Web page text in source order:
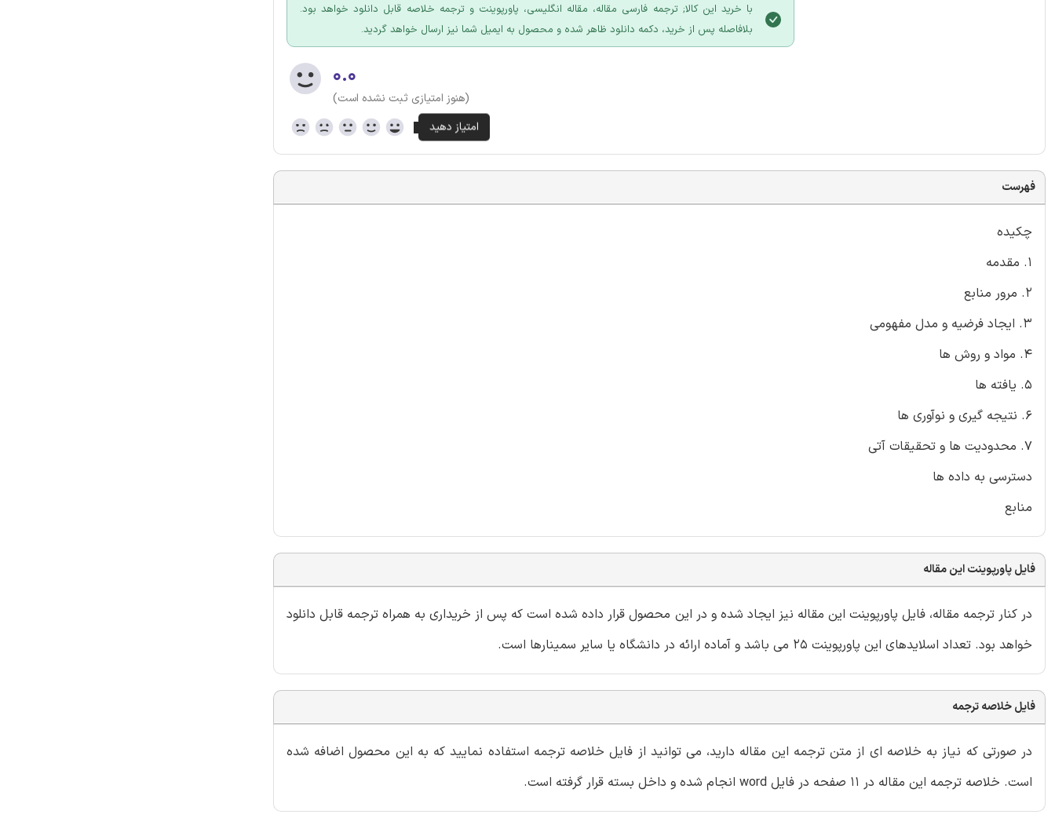
با خرید این کالا; ترجمه فارسی مقاله، مقاله انگلیسی، پاورپوینت و ترجمه خلاصه قابل دانلود خواهد بود.
بلافاصله پس از خرید، دکمه دانلود ظاهر شده و محصول به ایمیل شما نیز ارسال خواهد گردید.
۰.۰
(هنوز امتیازی ثبت نشده است)
فهرست
چکیده
1. مقدمه
2. مرور منابع
3. ایجاد فرضیه و مدل مفهومی
4. مواد و روش ها
5. یافته ها
6. نتیجه گیری و نوآوری ها
7. محدودیت ها و تحقیقات آتی
دسترسی به داده ها
منابع
فایل پاورپوینت این مقاله
در کنار ترجمه مقاله، فایل پاورپوینت این مقاله نیز ایجاد شده و در این محصول قرار داده شده است که پس از خریداری به همراه ترجمه قابل دانلود
خواهد بود. تعداد اسلایدهای این پاورپوینت 25 می باشد و آماده ارائه در دانشگاه یا سایر سمینارها است.
فایل خلاصه ترجمه
در صورتی که نیاز به خلاصه ای از متن ترجمه این مقاله دارید، می توانید از فایل خلاصه ترجمه استفاده نمایید که به این محصول اضافه شده
است. خلاصه ترجمه این مقاله در 11 صفحه در فایل word انجام شده و داخل بسته قرار گرفته است.